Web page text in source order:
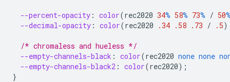
--percent-opacity : color(rec2020 34% 58% 73% / 50
--decimal-opacity : color(rec2020 .34 .58 .73 / .5
/* chromaless and hueless */
--empty-channels-black : color(rec2020 none none
--empty-channels-black2 : color(rec2020);
}